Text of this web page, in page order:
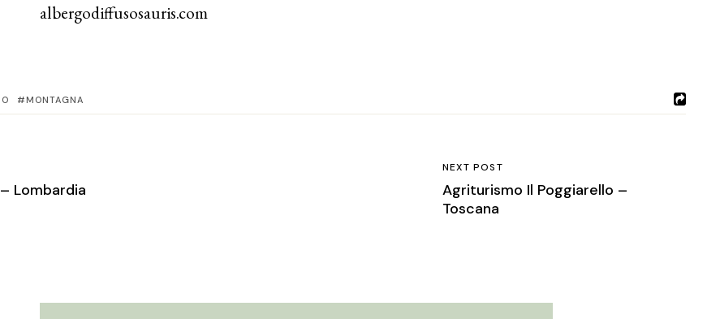
albergodiffusosauris.com
MONTAGNA
Lombardia
NEXT POST
Agriturismo Il Poggiarello –
Toscana